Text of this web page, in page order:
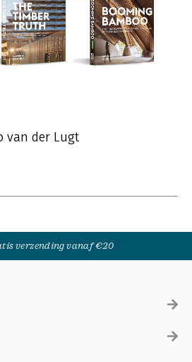
van der Lugt
verzending vanaf €20